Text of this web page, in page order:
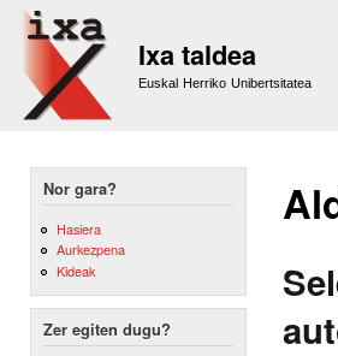
Ixa taldea
Euskal Herriko Unibertsitatea
Nor gara?
Hasiera
Aurkezpena
Kideak
Zer egiten dugu?